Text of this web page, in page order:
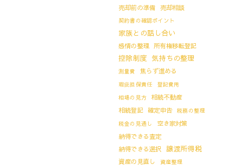
売却前の準備 売却相談
契約書の確認ポイント
家族との話し合い
感情の整理 所有権移転登記
控除制度 気持ちの整理
測量費 焦らず進める
瑕疵担保責任
登記費用
相場の見方
相続不動産
相続登記 確定申告
税務の整理
税金の見通し
空き家対策
納得できる査定
納得できる選択 譲渡所得税
資産の見直し 資産整理